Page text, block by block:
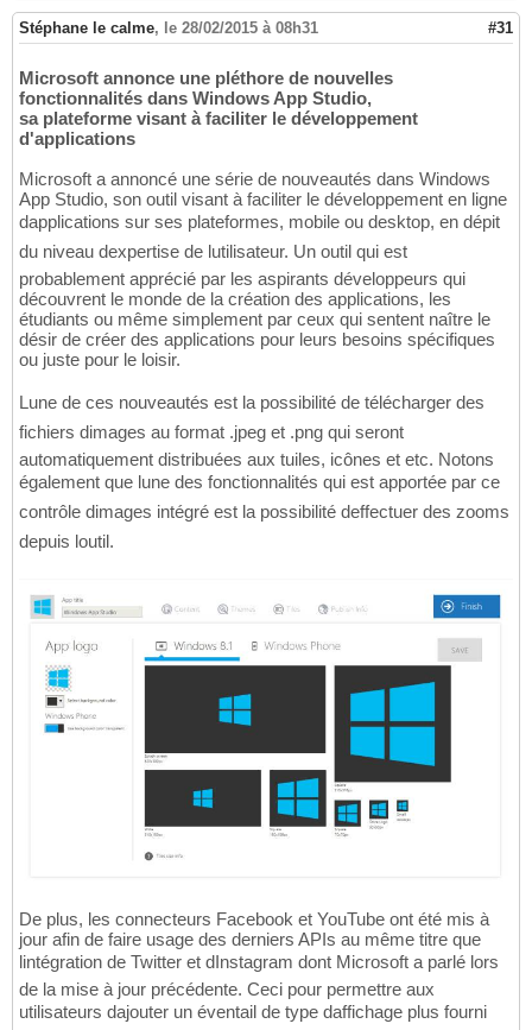
Stéphane le calme, le 28/02/2015 à 08h31 #31
Microsoft annonce une pléthore de nouvelles
fonctionnalités dans Windows App Studio,
sa plateforme visant à faciliter le développement
d'applications
Microsoft a annoncé une série de nouveautés dans Windows
App Studio, son outil visant à faciliter le développement en ligne
dapplications sur ses plateformes, mobile ou desktop, en dépit
du niveau dexpertise de lutilisateur. Un outil qui est
probablement apprécié par les aspirants développeurs qui
découvrent le monde de la création des applications, les
étudiants ou même simplement par ceux qui sentent naître le
désir de créer des applications pour leurs besoins spécifiques
ou juste pour le loisir.
Lune de ces nouveautés est la possibilité de télécharger des
fichiers dimages au format .jpeg et .png qui seront
automatiquement distribuées aux tuiles, icônes et etc. Notons
également que lune des fonctionnalités qui est apportée par ce
contrôle dimages intégré est la possibilité deffectuer des zooms
depuis loutil.
De plus, les connecteurs Facebook et YouTube ont été mis à
jour afin de faire usage des derniers APIs au même titre que
lintégration de Twitter et dInstagram dont Microsoft a parlé lors
de la mise à jour précédente. Ceci pour permettre aux
utilisateurs dajouter un éventail de type daffichage plus fourni